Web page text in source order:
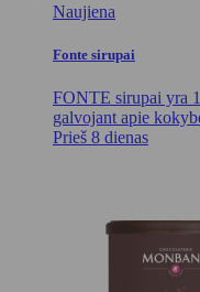
Naujiena
Fonte sirupai
FONTE sirupai yra
galvojant apie
Prieš 8 dienas